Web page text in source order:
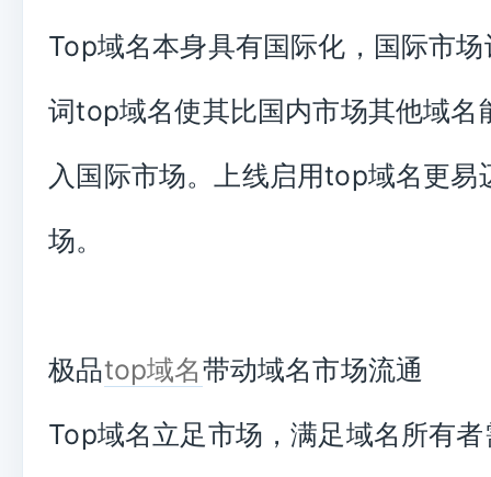
Top域名本身具有国际化，国际市
词top域名使其比国内市场其他域名
入国际市场。上线启用top域名更易
场。
极品top域名带动域名市场流通
Top域名立足市场，满足域名所有